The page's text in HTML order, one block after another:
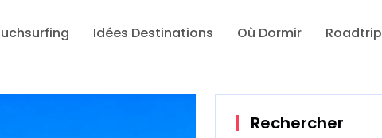
Idées Destinations Où Dormir Roadtrip
Rechercher